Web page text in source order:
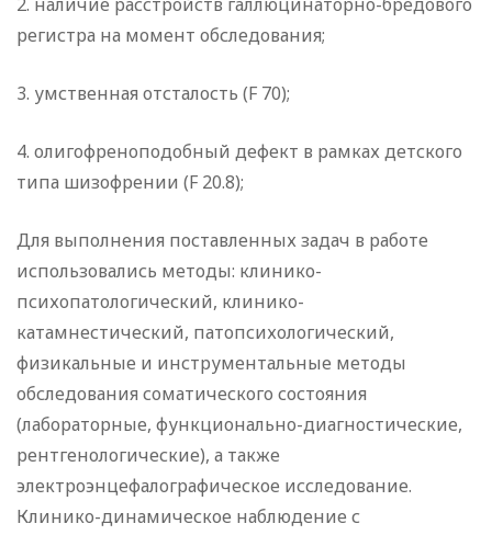
регистра на момент обследования;
3. умственная отсталость (F 70);
4. олигофреноподобный дефект в рамках детского
типа шизофрении (F 20.8);
Для выполнения поставленных задач в работе
использовались методы: клинико-
психопатологический, клинико-
катамнестический, патопсихологический,
физикальные и инструментальные методы
обследования соматического состояния
(лабораторные, функционально-диагностические,
рентгенологические), а также
электроэнцефалографическое исследование.
Клинико-динамическое наблюдение с